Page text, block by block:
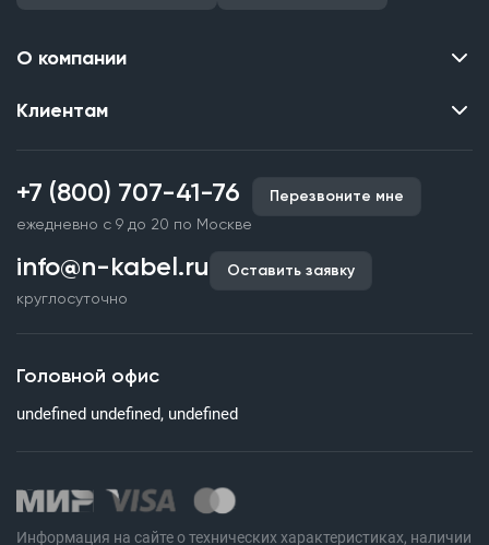
О компании
Контакты
Наши объекты
Партнерство
Документы и реквизиты
Клиентам
Производство кабельной продукции
Срочное изготовление
Оплата и доставка
Гарантия качества
Статьи
Вопросы и ответы
+7 (800) 707-41-76
ежедневно с 9 до 20 по Москве
Перезвоните мне
info@n-kabel.ru
круглосуточно
Оставить заявку
Головной офис
undefined undefined, undefined
Информация на сайте о технических характеристиках, наличии